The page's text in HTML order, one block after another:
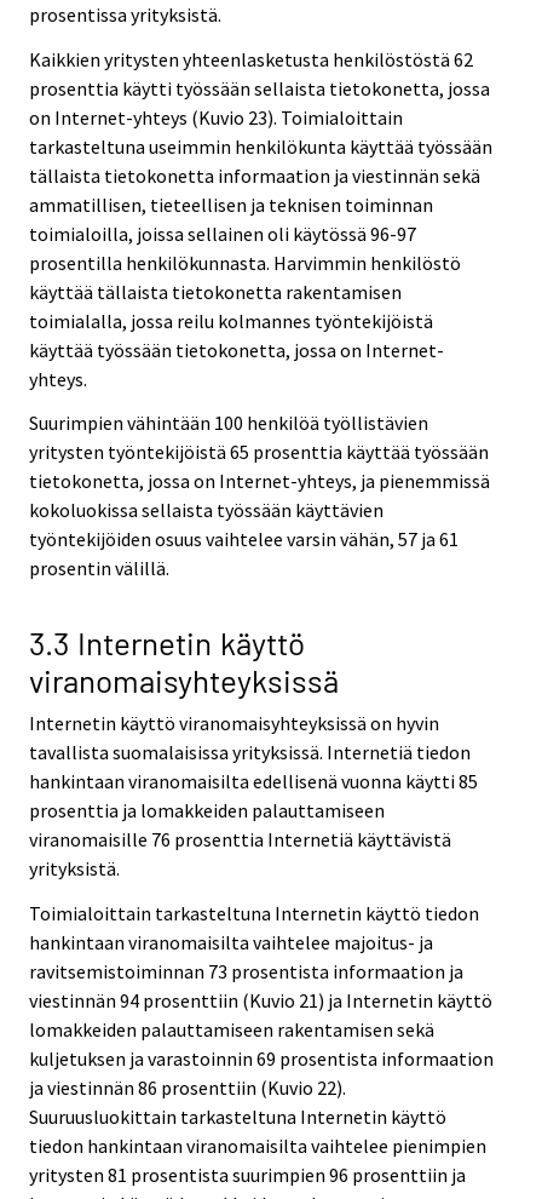
prosentissa yrityksistä.
Kaikkien yritysten yhteenlasketusta henkilöstöstä 62
prosenttia käytti työssään sellaista tietokonetta, jossa
on Internet-yhteys (Kuvio 23). Toimialoittain
tarkasteltuna useimmin henkilökunta käyttää työssään
tällaista tietokonetta informaation ja viestinnän sekä
ammatillisen, tieteellisen ja teknisen toiminnan
toimialoilla, joissa sellainen oli käytössä 96-97
prosentilla henkilökunnasta. Harvimmin henkilöstö
käyttää tällaista tietokonetta rakentamisen
toimialalla, jossa reilu kolmannes työntekijöistä
käyttää työssään tietokonetta, jossa on Internet-
yhteys.
Suurimpien vähintään 100 henkilöä työllistävien
yritysten työntekijöistä 65 prosenttia käyttää työssään
tietokonetta, jossa on Internet-yhteys, ja pienemmissä
kokoluokissa sellaista työssään käyttävien
työntekijöiden osuus vaihtelee varsin vähän, 57 ja 61
prosentin välillä.
3.3 Internetin käyttö
viranomaisyhteyksissä
Internetin käyttö viranomaisyhteyksissä on hyvin
tavallista suomalaisissa yrityksissä. Internetiä tiedon
hankintaan viranomaisilta edellisenä vuonna käytti 85
prosenttia ja lomakkeiden palauttamiseen
viranomaisille 76 prosenttia Internetiä käyttävistä
yrityksistä.
Toimialoittain tarkasteltuna Internetin käyttö tiedon
hankintaan viranomaisilta vaihtelee majoitus- ja
ravitsemistoiminnan 73 prosentista informaation ja
viestinnän 94 prosenttiin (Kuvio 21) ja Internetin käyttö
lomakkeiden palauttamiseen rakentamisen sekä
kuljetuksen ja varastoinnin 69 prosentista informaation
ja viestinnän 86 prosenttiin (Kuvio 22).
Suuruusluokittain tarkasteltuna Internetin käyttö
tiedon hankintaan viranomaisilta vaihtelee pienimpien
yritysten 81 prosentista suurimpien 96 prosenttiin ja